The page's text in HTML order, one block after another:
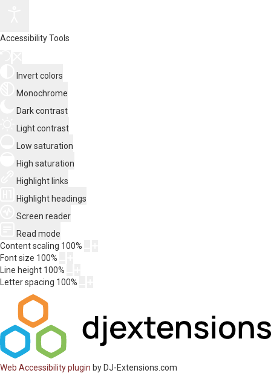
Accessibility Tools
Invert colors
Monochrome
Dark contrast
Light contrast
Low saturation
High saturation
Highlight links
Highlight headings
Screen reader
Read mode
Content scaling 100%
Font size 100%
Line height 100%
Letter spacing 100%
Web Accessibility plugin by DJ-Extensions.com